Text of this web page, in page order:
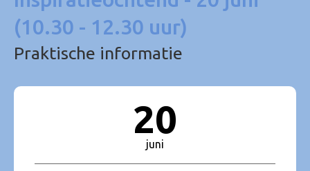
(10.30 - 12.30 uur)
Praktische informatie
20
juni